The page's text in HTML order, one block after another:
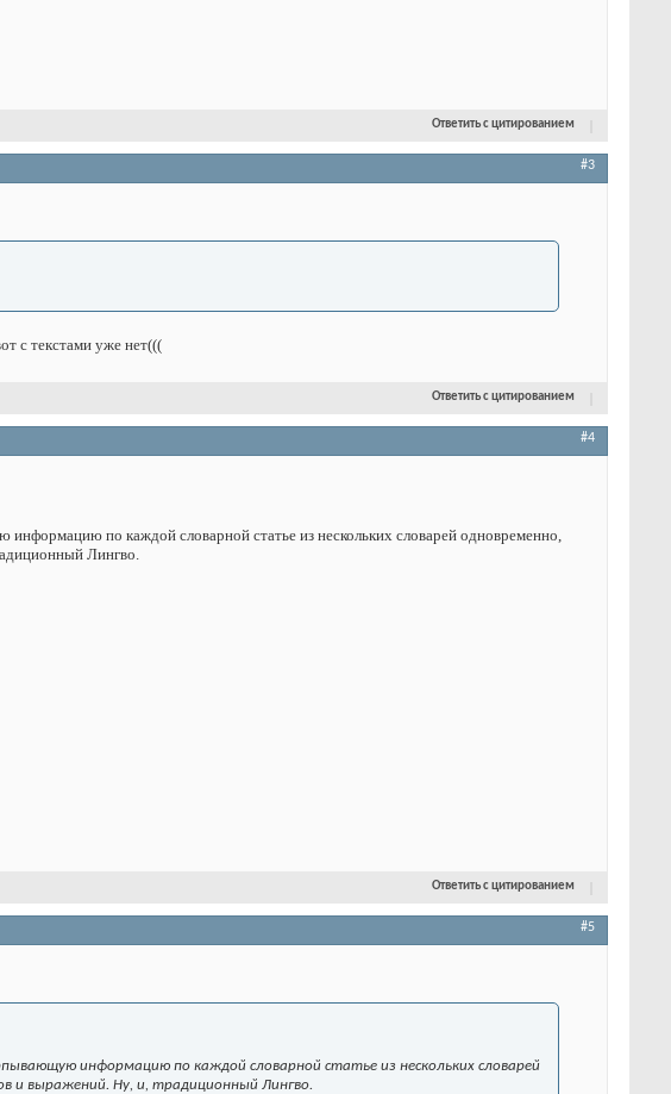
Ответить с цитированием
#3
с текстами уже нет(((
Ответить с цитированием
#4
по каждой словарной статье из нескольких словарей одновременно,
Лингво.
Ответить с цитированием
#5
информацию по каждой словарной статье из нескольких словарей
и выражений. Ну, и, традиционный Лингво.